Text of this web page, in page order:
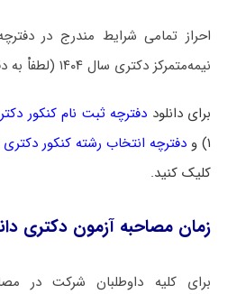
نیمه‌متمرکز دکتری سال ۱۴۰۴ (لطفاْ به دقت مطالعه شود).
برای دانلود دفترچه ثبت نام کنکور دکتری
۱) و
دفترچه انتخاب رشته کنکور دکتری ۱۴۰۴
کلیک کنید.
زمان مصاحبه آزمون دکتری
برای کلیه داوطلبان شرکت در